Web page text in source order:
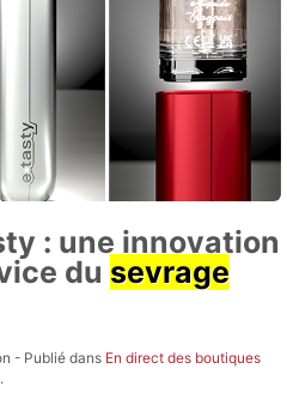
: une innovation
du sevrage
- Publié dans En direct des boutiques
.